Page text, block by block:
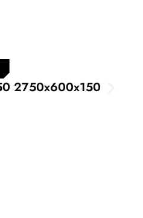
2750x600x150